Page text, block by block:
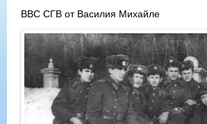
ВВС СГВ от Василия Михайле